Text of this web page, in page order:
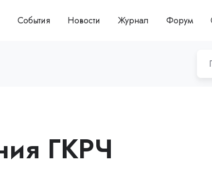
События Новости Журнал Форум
ГКРЧ